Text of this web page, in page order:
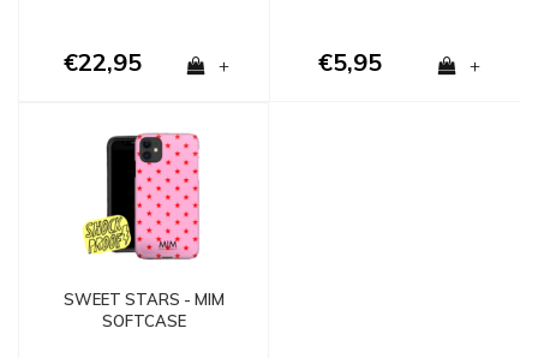
€22,95 + €5,95 +
SWEET STARS - MIM
SOFTCASE